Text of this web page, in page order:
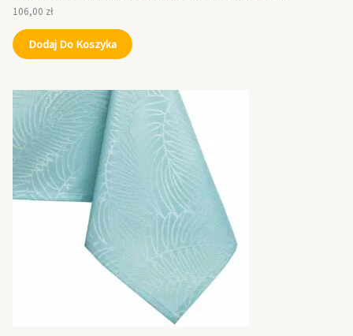
106,00 zł
Dodaj Do Koszyka